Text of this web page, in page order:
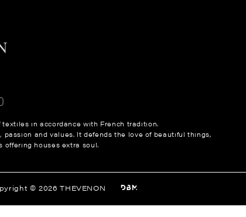
textiles in accordance with French tradition.
and values. It defends the love of beautiful things,
offering houses extra soul.
© 2026 THEVENON
avec les réglementations. Personnalisez vos